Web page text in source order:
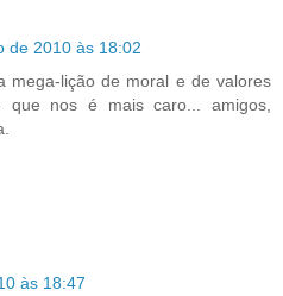
de 2010 às 18:02
mega-lição de moral e de valores
que nos é mais caro... amigos,
às 18:47